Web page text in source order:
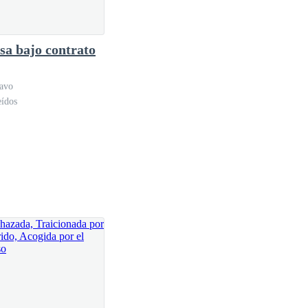
bajo contrato